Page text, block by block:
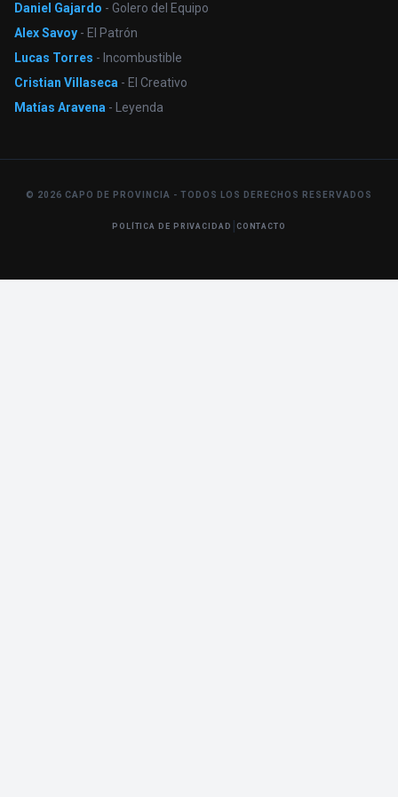
Daniel Gajardo - Golero del Equipo
Alex Savoy - El Patrón
Lucas Torres - Incombustible
Cristian Villaseca - El Creativo
Matías Aravena - Leyenda
© 2026 CAPO DE PROVINCIA - TODOS LOS DERECHOS RESERVADOS
POLÍTICA DE PRIVACIDAD CONTACTO